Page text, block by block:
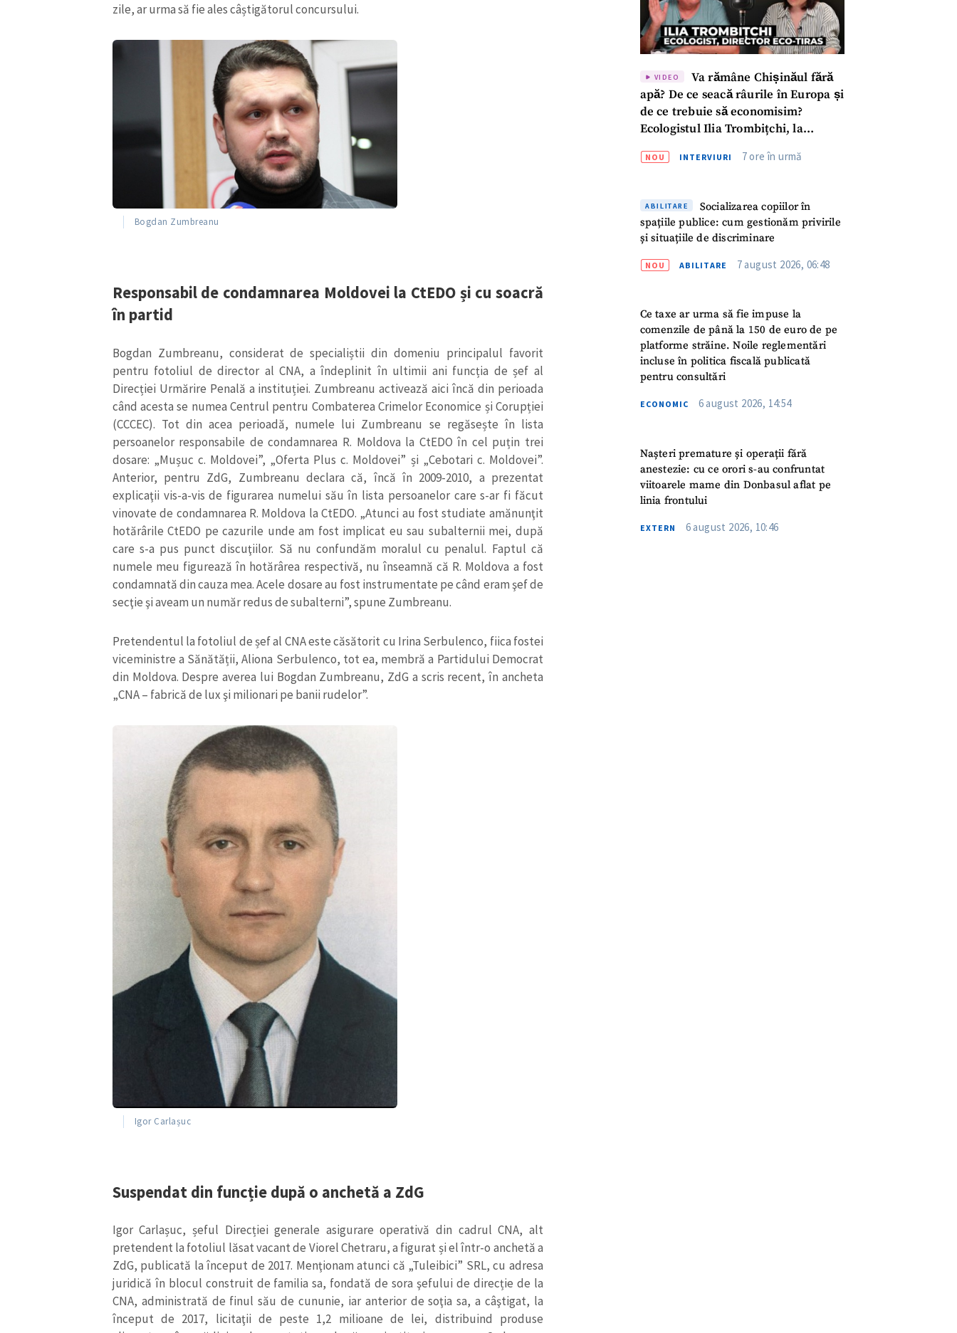
zile, ar urma să fie ales câștigătorul concursului.
Bogdan Zumbreanu
Responsabil de condamnarea Moldovei la CtEDO și cu soacră
în partid
Bogdan Zumbreanu, considerat de specialiștii din domeniu principalul favorit
pentru fotoliul de director al CNA, a îndeplinit în ultimii ani funcția de șef al
Direcției Urmărire Penală a instituției. Zumbreanu activează aici încă din perioada
când acesta se numea Centrul pentru Combaterea Crimelor Economice și Corupției
(CCCEC). Tot din acea perioadă, numele lui Zumbreanu se regăsește în lista
persoanelor responsabile de condamnarea R. Moldova la CtEDO în cel puțin trei
dosare: „Mușuc c. Moldovei”, „Oferta Plus c. Moldovei” și „Cebotari c. Moldovei”.
Anterior, pentru ZdG, Zumbreanu declara că, încă în 2009-2010, a prezentat
explicaţii vis-a-vis de figurarea numelui său în lista persoanelor care s-ar fi făcut
vinovate de condamnarea R. Moldova la CtEDO. „Atunci au fost studiate amănunţit
hotărârile CtEDO pe cazurile unde am fost implicat eu sau subalternii mei, după
care s-a pus punct discuţiilor. Să nu confundăm moralul cu penalul. Faptul că
numele meu figurează în hotărârea respectivă, nu înseamnă că R. Moldova a fost
condamnată din cauza mea. Acele dosare au fost instrumentate pe când eram şef de
secţie şi aveam un număr redus de subalterni”, spune Zumbreanu.
Pretendentul la fotoliul de șef al CNA este căsătorit cu Irina Serbulenco, fiica fostei
viceministre a Sănătății, Aliona Serbulenco, tot ea, membră a Partidului Democrat
din Moldova. Despre averea lui Bogdan Zumbreanu, ZdG a scris recent, în ancheta
„CNA – fabrică de lux şi milionari pe banii rudelor”.
Igor Carlașuc
Suspendat din funcție după o anchetă a ZdG
Igor Carlașuc,șeful Direcției generale asigurare operativă din cadrul CNA, alt
pretendent la fotoliul lăsat vacant de Viorel Chetraru, a figurat și el într-o anchetă a
ZdG, publicată la început de 2017. Menţionam atunci că „Tuleibici” SRL, cu adresa
juridică în blocul construit de familia sa, fondată de sora şefului de direcție de la
CNA, administrată de finul său de cununie, iar anterior de soţia sa, a câştigat, la
început de 2017, licitaţii de peste 1,2 milioane de lei, distribuind produse
VIDEO
Va rămâne Chișinăul fără
apă? De ce seacă râurile în Europa și
de ce trebuie să economisim?
Ecologistul Ilia Trombițchi, la
NOU INTERVIURI 7 ore în urmă
ABILITARE
Socializarea copiilor în
spațiile publice: cum gestionăm privirile
și situațiile de discriminare
NOU ABILITARE 7 august 2026, 06:48
Ce taxe ar urma să fie impuse la
comenzile de până la 150 de euro de pe
platforme străine. Noile reglementări
incluse în politica fiscală publicată
pentru consultări
ECONOMIC 6 august 2026, 14:54
Nașteri premature și operații fără
anestezie: cu ce orori s-au confruntat
viitoarele mame din Donbasul aflat pe
linia frontului
EXTERN 6 august 2026, 10:46
Fotografie + Încarcă imagine
Link media + Link media
Mesajul știrei + Mesajul știrei
+ Numele meu
+ Emailul meu
Am citit și sunt de acord cupolitica de
TRIMITE ȘTIREA